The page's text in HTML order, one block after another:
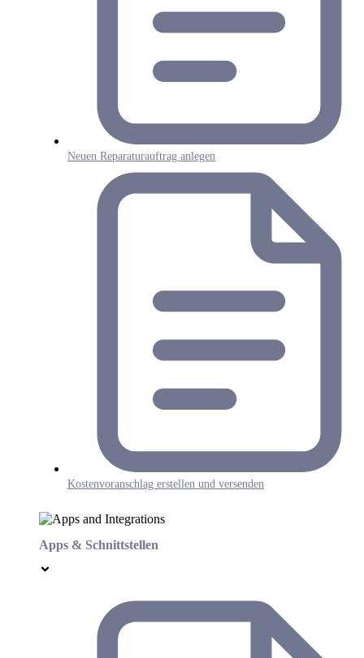
Neuen Reparaturauftrag anlegen
Kostenvoranschlag erstellen und versenden
Apps & Schnittstellen